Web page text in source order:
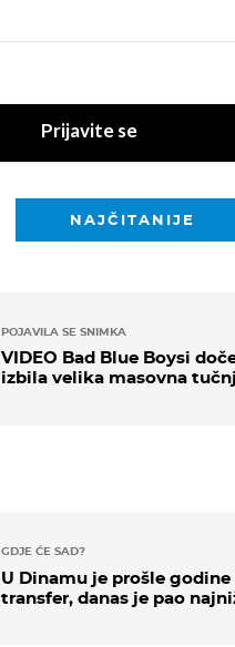
Prijavite se
NAJČITANIJE
POJAVILA SE SNIMKA
VIDEO Bad Blue Boysi
izbila velika masovna
GDJE ĆE SAD?
U Dinamu je prošle
transfer, danas je pao